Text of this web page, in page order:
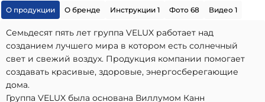
О продукции О бренде Инструкции 1 Фото 68 Видео 1
Семьдесят пять лет группа VELUX работает над
созданием лучшего мира в котором есть солнечный
свет и свежий воздух. Продукция компании помогает
создавать красивые, здоровые, энергосберегающие
дома.
Группа VELUX была основана Виллумом Канн